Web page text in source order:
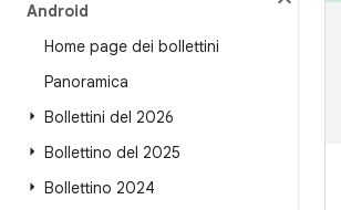
Android
Home page dei bollettini
Panoramica
Bollettini del 2026
Bollettino del 2025
Bollettino 2024